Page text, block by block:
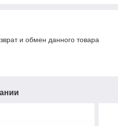
и обмен данного товара